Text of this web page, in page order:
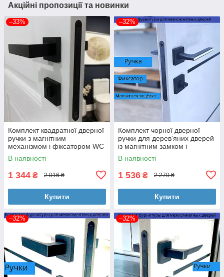
Акційні пропозиції та новинки
–33%
Комплект квадратної дверної
ручки з магнітним
механізмом і фіксатором WC
TRION FLASH 49 Black
чорний
В наявності
1 344 ₴ 2 016 ₴
Купити
–32%
Комплект чорної дверної
ручки для дерев'яних дверей
із магнітним замком і
фіксатором TRION RADIANT
Z-49 Black
В наявності
1 536 ₴ 2 270 ₴
Купити
–32% –32%